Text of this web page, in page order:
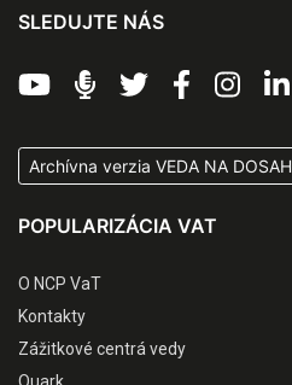
SLEDUJTE NÁS
Archívna verzia VEDA NA DOSAH
POPULARIZÁCIA VAT
O NCP VaT
Kontakty
Zážitkové centrá vedy